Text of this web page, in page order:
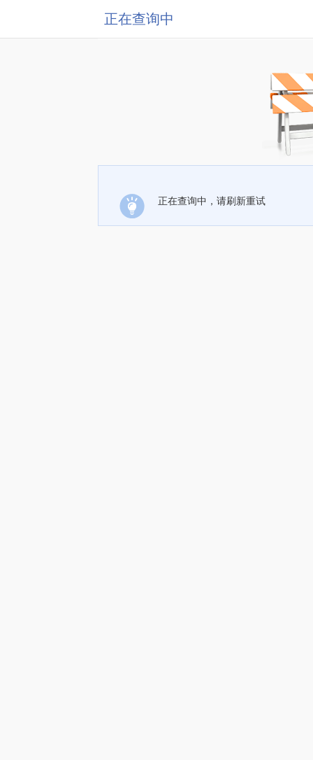
正在查询中
正在查询中，请刷新重试